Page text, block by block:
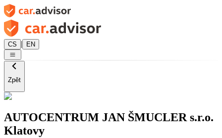
CS | EN
Zpět
AUTOCENTRUM JAN ŠMUCLER s.r.o.
Klatovy